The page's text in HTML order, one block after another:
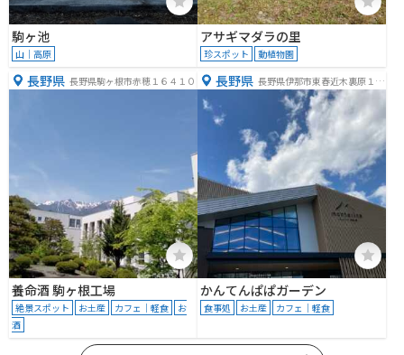
駒ヶ池
山｜高原
アサギマダラの里
珍スポット 動植物園
長野県 長野県駒ヶ根市赤穂１６４１０
養命酒 駒ヶ根工場
絶景スポット お土産 カフェ｜軽食
お
酒
長野県 長野県伊那市東春近木裏原１０
６９５−１
かんてんぱぱガーデン
食事処 お土産 カフェ｜軽食